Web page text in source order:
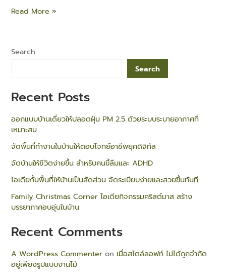
Read More »
Search
Search
Recent Posts
ออกแบบบ้านเดี่ยวให้ปลอดฝุ่น PM 2.5 ด้วยระบบระบายอากาศที่
เหมาะสม
จัดพื้นที่ทำงานในบ้านให้ตอบโจทย์อาชีพยุคดิจิทัล
จัดบ้านให้ชีวิตง่ายขึ้น สำหรับคนขี้ลืมและ ADHD
ไอเดียกั้นพื้นที่ให้บ้านเป็นสัดส่วน จัดระเบียบง่ายและสวยขึ้นทันที
Family Christmas Corner ไอเดียกิจกรรมคริสต์มาส สร้าง
บรรยากาศอบอุ่นในบ้าน
Recent Comments
A WordPress Commenter on เมื่อสไตล์ลอฟท์ ไม่ได้ถูกจำกัด
อยู่เพียงรูปแบบงานไม้